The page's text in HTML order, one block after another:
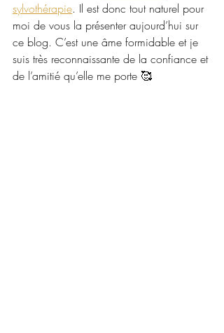
sylvothérapie. Il est donc tout naturel pour
moi de vous la présenter aujourd’hui sur
ce blog. C’est une âme formidable et je
suis très reconnaissante de la confiance et
de l’amitié qu’elle me porte 🥰